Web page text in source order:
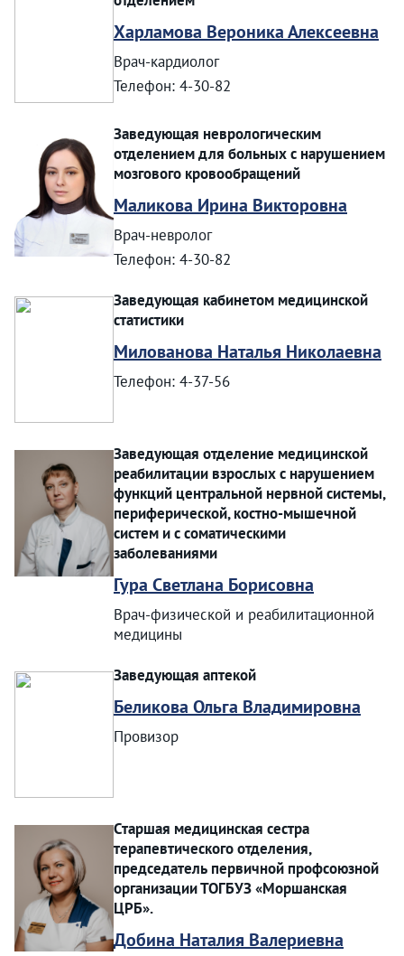
Харламова Вероника Алексеевна
Врач-кардиолог
Телефон: 4-30-82
Заведующая неврологическим
отделением для больных с нарушением
мозгового кровообращений
Маликова Ирина Викторовна
Врач-невролог
Телефон: 4-30-82
Заведующая кабинетом медицинской
статистики
Милованова Наталья Николаевна
Телефон: 4-37-56
Заведующая отделение медицинской
реабилитации взрослых с нарушением
функций центральной нервной системы,
периферической, костно-мышечной
систем и с соматическими
заболеваниями
Гура Светлана Борисовна
Врач-физической и реабилитационной
медицины
Заведующая аптекой
Беликова Ольга Владимировна
Провизор
Старшая медицинская сестра
терапевтического отделения,
председатель первичной профсоюзной
организации ТОГБУЗ «Моршанская
ЦРБ».
Добина Наталия Валериевна